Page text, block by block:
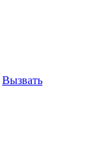
Вызвать